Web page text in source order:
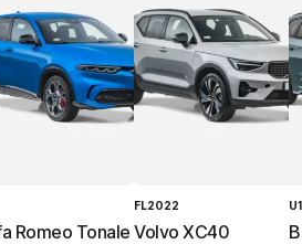
Romeo Tonale
FL2022
Volvo XC40